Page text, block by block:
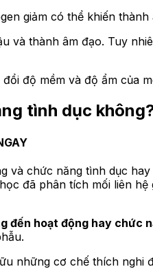
giảm có thể khiến
thành âm đạo. Tuy
độ mềm và độ ẩm của
tình dục
chức năng tình dục
đã phân tích mối liên
đến hoạt động hay chức
những cơ chế thích nghi